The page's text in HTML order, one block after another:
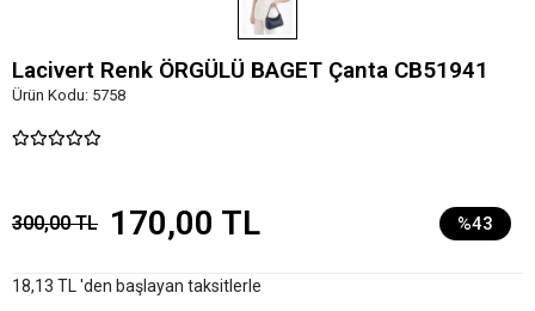
Lacivert Renk ÖRGÜLÜ BAGET Çanta CB51941
Ürün Kodu: 5758
300,00 TL 170,00 TL %43
18,13 TL 'den başlayan taksitlerle